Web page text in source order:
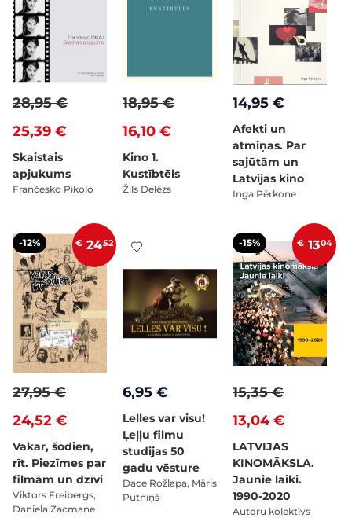
25,39 €
28,95 €
Skaistais
apjukums
Frančesko Pikolo
16,10 €
18,95 €
Kino 1.
Kustībtēls
Žils Delēzs
14,95 €
Afekti un
atmiņas. Par
sajūtām un
Latvijas kino
Inga Pērkone
-12% € 2452
24,52 €
27,95 €
Vakar, šodien,
rīt. Piezīmes par
filmām un dzīvi
Viktors Freibergs,
Daniela Zacmane
6,95 €
Lelles var visu!
Ļeļļu filmu
studijas 50
gadu vēsture
Dace Rožlapa, Māris
Putniņš
-15% € 1304
13,04 €
15,35 €
LATVIJAS
KINOMĀKSLA.
Jaunie laiki.
1990-2020
Autoru kolektīvs